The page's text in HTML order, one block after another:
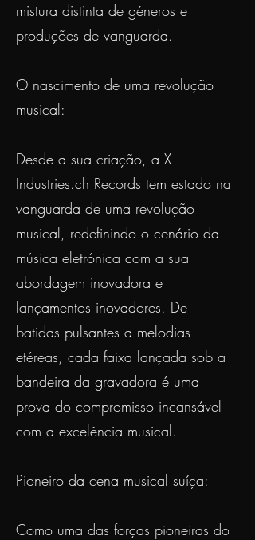
mistura distinta de géneros e
produções de vanguarda.
O nascimento de uma revolução
musical:
Desde a sua criação, a X-
Industries.ch Records tem estado na
vanguarda de uma revolução
musical, redefinindo o cenário da
música eletrónica com a sua
abordagem inovadora e
lançamentos inovadores. De
batidas pulsantes a melodias
etéreas, cada faixa lançada sob a
bandeira da gravadora é uma
prova do compromisso incansável
com a excelência musical.
Pioneiro da cena musical suíça:
Como uma das forças pioneiras do